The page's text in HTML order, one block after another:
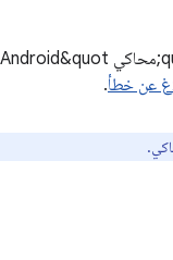
عن خطأ.